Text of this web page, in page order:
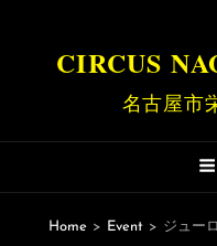
CIRCUS
名古屋市
Home > Event > ジュー